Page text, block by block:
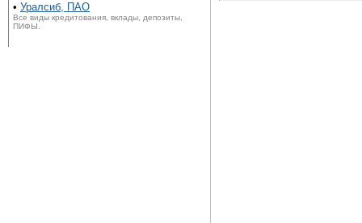
• Уралсиб, ПАО
Все виды кредитования, вклады, депозиты,
ПИФЫ.